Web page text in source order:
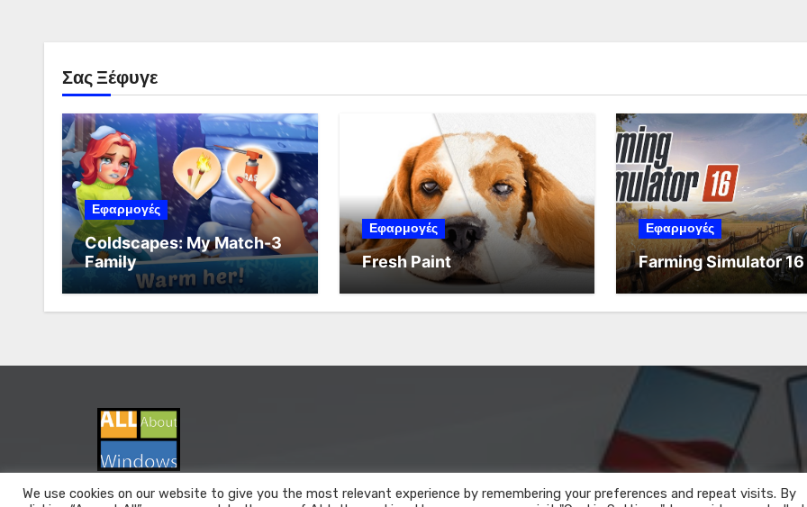
Σας Ξέφυγε
Εφαρμογές
Coldscapes: My Match-3
Family
Εφαρμογές
Fresh Paint
Εφαρμογές
Farming Simulator 16
All About Windows
We use cookies on our website to give you the most relevant experience by remembering your preferences and repeat visits. By